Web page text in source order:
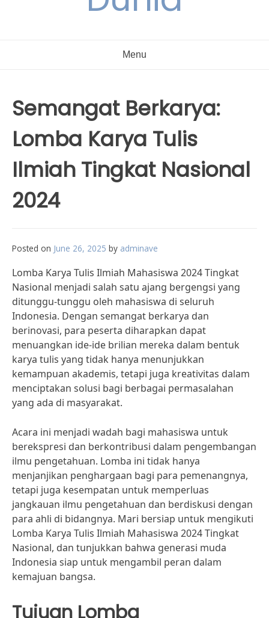
Menu
Semangat Berkarya:
Lomba Karya Tulis
Ilmiah Tingkat Nasional
2024
Posted on June 26, 2025 by adminave
Lomba Karya Tulis Ilmiah Mahasiswa 2024 Tingkat
Nasional menjadi salah satu ajang bergengsi yang
ditunggu-tunggu oleh mahasiswa di seluruh
Indonesia. Dengan semangat berkarya dan
berinovasi, para peserta diharapkan dapat
menuangkan ide-ide brilian mereka dalam bentuk
karya tulis yang tidak hanya menunjukkan
kemampuan akademis, tetapi juga kreativitas dalam
menciptakan solusi bagi berbagai permasalahan
yang ada di masyarakat.
Acara ini menjadi wadah bagi mahasiswa untuk
berekspresi dan berkontribusi dalam pengembangan
ilmu pengetahuan. Lomba ini tidak hanya
menjanjikan penghargaan bagi para pemenangnya,
tetapi juga kesempatan untuk memperluas
jangkauan ilmu pengetahuan dan berdiskusi dengan
para ahli di bidangnya. Mari bersiap untuk mengikuti
Lomba Karya Tulis Ilmiah Mahasiswa 2024 Tingkat
Nasional, dan tunjukkan bahwa generasi muda
Indonesia siap untuk mengambil peran dalam
kemajuan bangsa.
Tujuan Lomba